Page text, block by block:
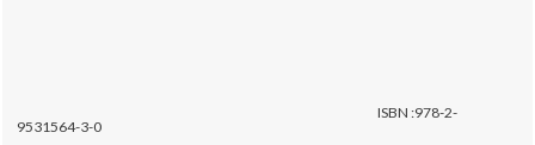
ISBN :978-2-
9531564-3-0